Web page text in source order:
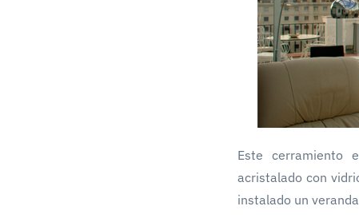
Este cerramiento
acristalado con
instalado un